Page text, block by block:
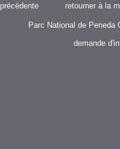
précédente retourner à la
Parc National de Peneda
demande